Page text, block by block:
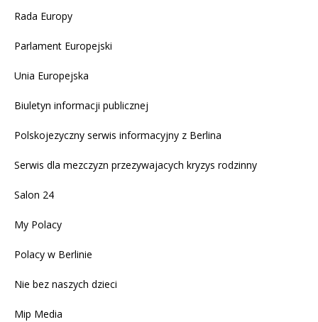
Rada Europy
Parlament Europejski
Unia Europejska
Biuletyn informacji publicznej
Polskojezyczny serwis informacyjny z Berlina
Serwis dla mezczyzn przezywajacych kryzys rodzinny
Salon 24
My Polacy
Polacy w Berlinie
Nie bez naszych dzieci
Mip Media